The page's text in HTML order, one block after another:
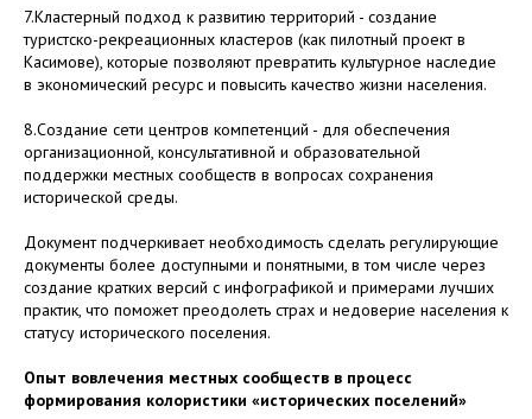
7.Кластерный подход к развитию территорий - создание
туристско-рекреационных кластеров (как пилотный проект в
Касимове), которые позволяют превратить культурное наследие
в экономический ресурс и повысить качество жизни населения.
8.Создание сети центров компетенций - для обеспечения
организационной, консультативной и образовательной
поддержки местных сообществ в вопросах сохранения
исторической среды.
Документ подчеркивает необходимость сделать регулирующие
документы более доступными и понятными, в том числе через
создание кратких версий с инфографикой и примерами лучших
практик, что поможет преодолеть страх и недоверие населения к
статусу исторического поселения.
Опыт вовлечения местных сообществ в процесс
формирования колористики «исторических поселений»